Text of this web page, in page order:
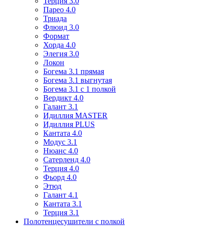
Парео 4.0
Триада
Флюид 3.0
Формат
Хорда 4.0
Элегия 3.0
Локон
Богема 3.1 прямая
Богема 3.1 выгнутая
Богема 3.1 с 1 полкой
Вердикт 4.0
Галант 3.1
Идиллия MASTER
Идиллия PLUS
Кантата 4.0
Модус 3.1
Нюанс 4.0
Сатерленд 4.0
Терция 4.0
Фьорд 4.0
Этюд
Галант 4.1
Кантата 3.1
Терция 3.1
Полотенцесушители с полкой